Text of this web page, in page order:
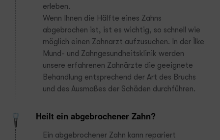
erleben.
Wenn Ihnen die Hälfte eines Zahns
abgebrochen ist, ist es wichtig, so schnell wie
möglich einen Zahnarzt aufzusuchen. In der İlke
Mund- und Zahngesundheitsklinik werden
unsere erfahrenen Zahnärzte die geeignete
Behandlung entsprechend der Art des Bruchs
und des Ausmaßes der Schäden durchführen.
Heilt ein abgebrochener Zahn?
Ein abgebrochener Zahn kann repariert